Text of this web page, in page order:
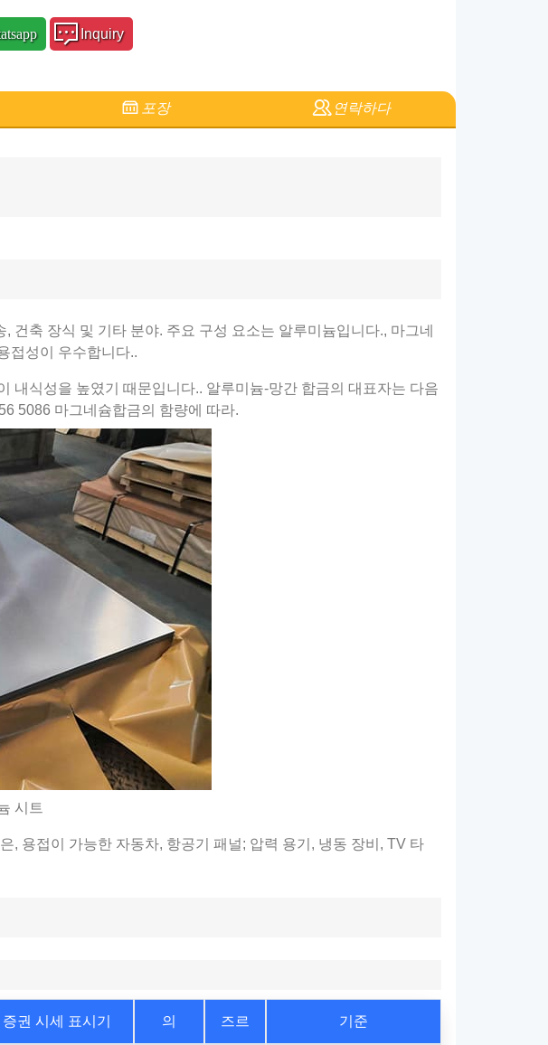
Inquiry
포장 연락하다
축 장식 및 기타 분야. 주요 구성 요소는 알루미늄입니다., 마그네
접성이 우수합니다..
내식성을 높였기 때문입니다.. 알루미늄-망간 합금의 대표자는 다음
5086 마그네슘합금의 함량에 따라.
시트
, 용접이 가능한 자동차, 항공기 패널; 압력 용기, 냉동 장비, TV 타
증권 시세 표시기 의 즈르 기준